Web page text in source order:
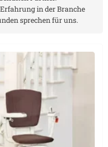
in der Branche
sprechen für uns.